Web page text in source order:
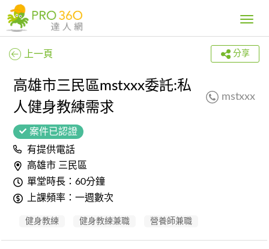
Toggle
上一頁 分享
高雄市三民區mstxxx委託:私
人健身教練需求
mstxxx
案件已認證
有提供電話
高雄市 三民區
單堂時長：60分鐘
上課頻率：一週數次
健身教練 健身教練兼職 營養師兼職